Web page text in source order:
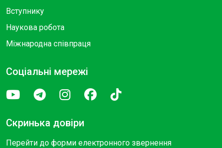
Вступнику
Наукова робота
Міжнародна співпраця
Соціальні мережі
Скринька довіри
Перейти до форми електронного звернення